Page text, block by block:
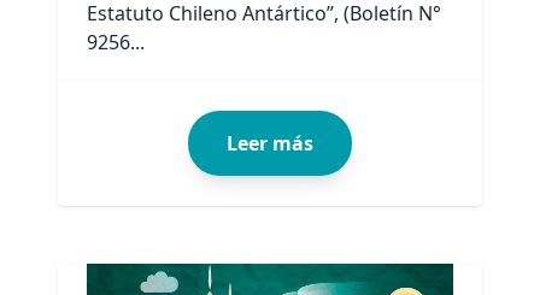
Estatuto Chileno Antártico”, (Boletín N°
9256...
Leer más